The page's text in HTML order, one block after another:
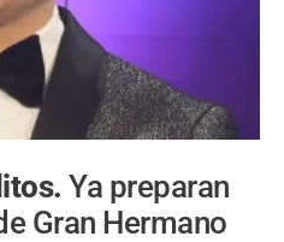
Ya preparan
Gran Hermano